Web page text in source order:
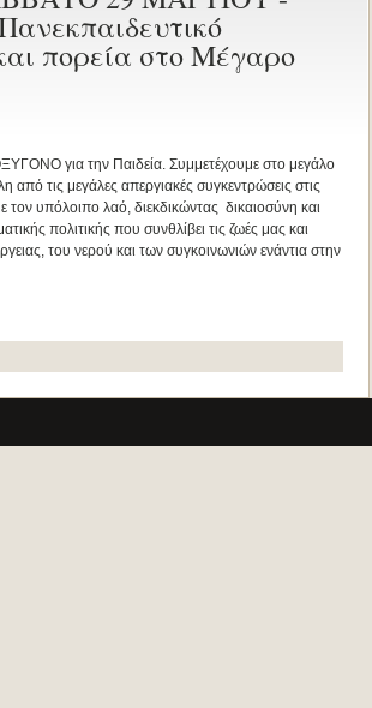
πορεία στο Μέγαρο
για την Παιδεία. Συμμετέχουμε στο μεγάλο
από τις μεγάλες απεργιακές συγκεντρώσεις στις
τον υπόλοιπο λαό, διεκδικώντας δικαιοσύνη και
πολιτικής που συνθλίβει τις ζωές μας και
του νερού και των συγκοινωνιών ενάντια στην